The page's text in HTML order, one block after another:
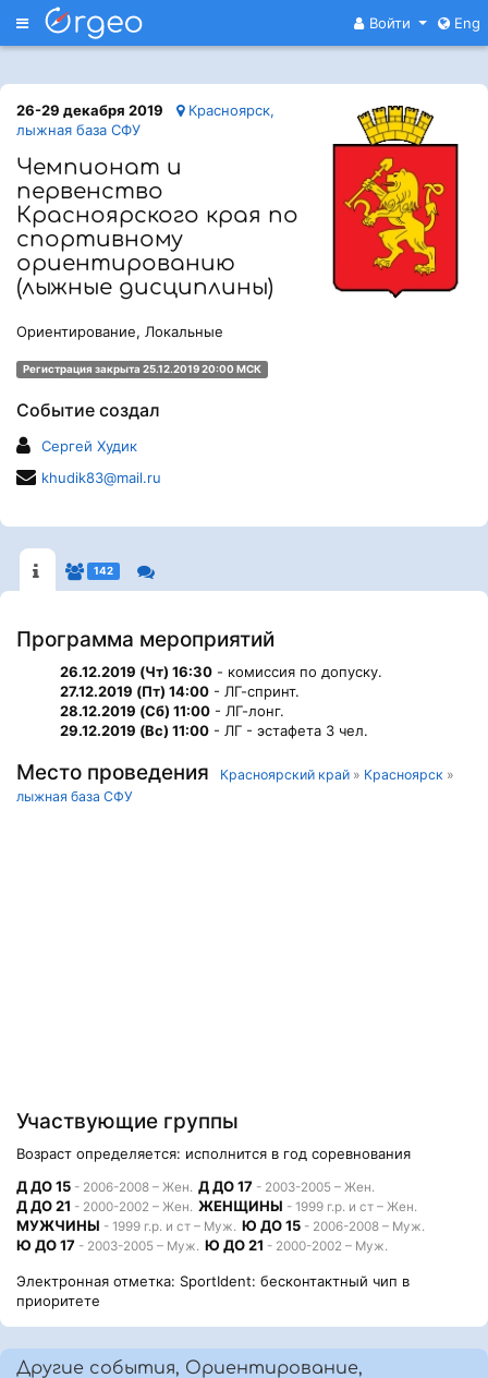
Меню Войти Eng
26-29 декабря 2019
Красноярск,
лыжная база СФУ
Чемпионат и
первенство
Красноярского края по
спортивному
ориентированию
(лыжные дисциплины)
Ориентирование, Локальные
Регистрация закрыта 25.12.2019 20:00 МСК
Событие создал
Сергей Худик
khudik83@mail.ru
142
Программа мероприятий
26.12.2019 (Чт) 16:30 - комиссия по допуску.
27.12.2019 (Пт) 14:00 - ЛГ-спринт.
28.12.2019 (Сб) 11:00 - ЛГ-лонг.
29.12.2019 (Вс) 11:00 - ЛГ - эстафета 3 чел.
Место проведения Красноярский край » Красноярск »
лыжная база СФУ
Участвующие группы
Возраст определяется: исполнится в год соревнования
Д ДО 15 - 2006-2008 – Жен. Д ДО 17 - 2003-2005 – Жен.
Д ДО 21 - 2000-2002 – Жен. ЖЕНЩИНЫ - 1999 г.р. и ст – Жен.
МУЖЧИНЫ - 1999 г.р. и ст – Муж. Ю ДО 15 - 2006-2008 – Муж.
Ю ДО 17 - 2003-2005 – Муж. Ю ДО 21 - 2000-2002 – Муж.
Электронная отметка: SportIdent: бесконтактный чип в
приоритете
Другие события, Ориентирование,